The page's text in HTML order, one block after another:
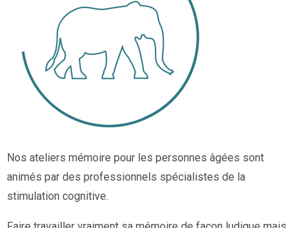
Nos ateliers mémoire pour les personnes âgées sont
animés par des professionnels spécialistes de la
stimulation cognitive.